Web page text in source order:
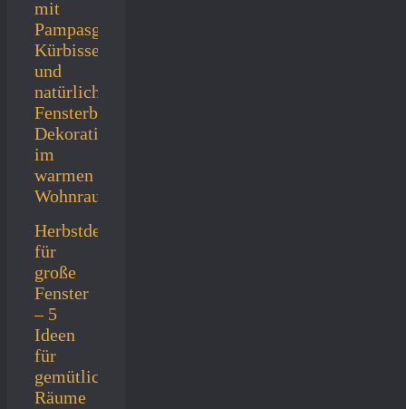
Herbstdeko
für
große
Fenster
– 5
Ideen
für
gemütliche
Räume